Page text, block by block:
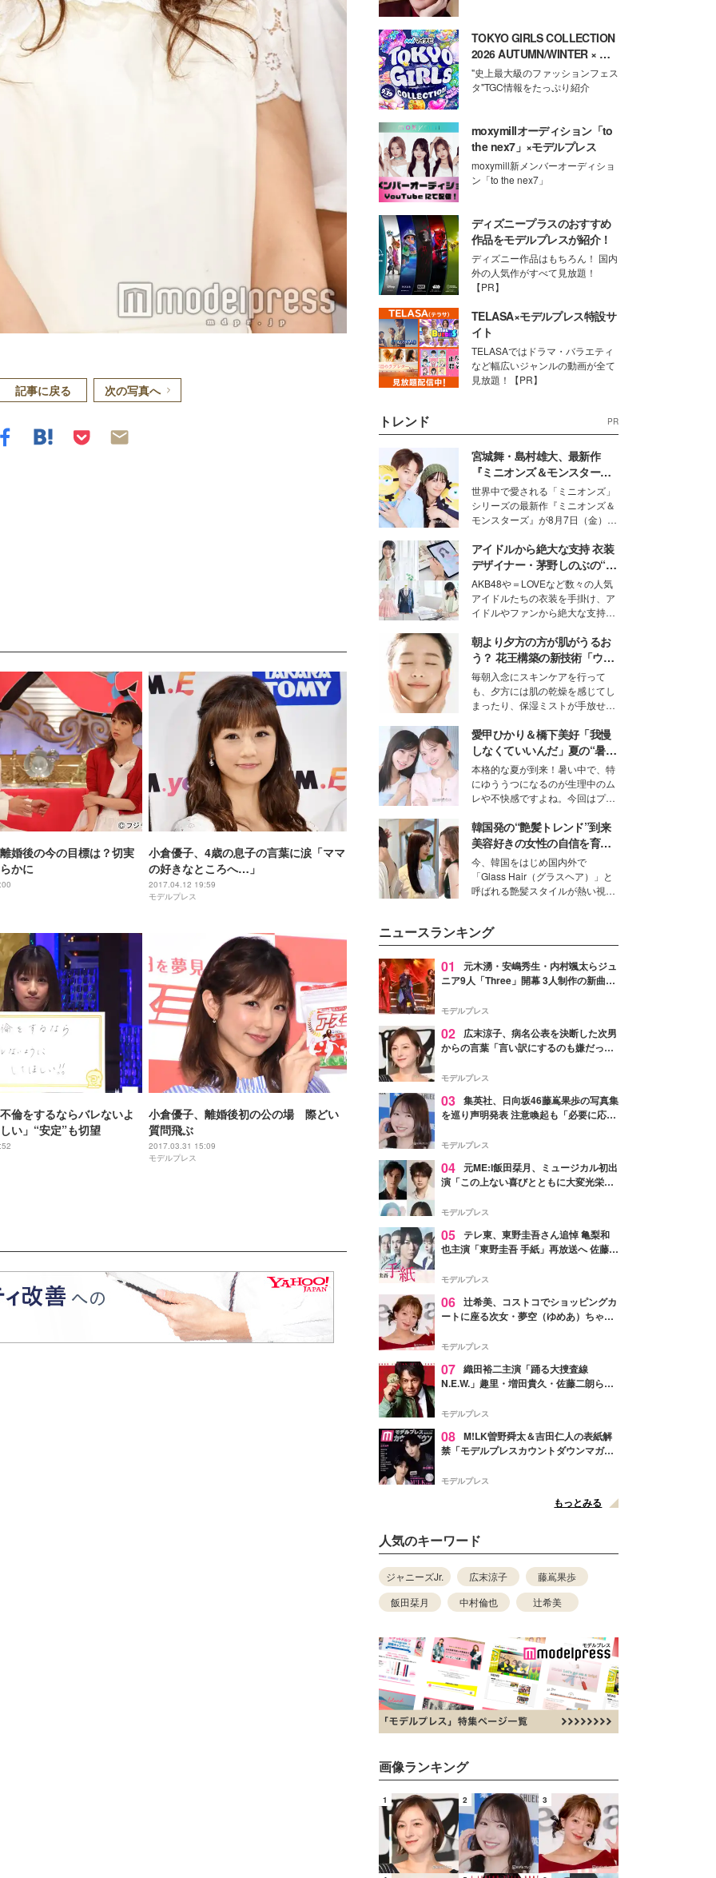
記事に戻る 次の写真へ
婚後の今の目標は？切実
かに
小倉優子、4歳の息子の言葉に涙「ママ
の好きなところへ…」
2017.04.12 19:59
モデルプレス
倫をするならバレないよ
い」“安定”も切望
小倉優子、離婚後初の公の場 際どい
質問飛ぶ
2017.03.31 15:09
モデルプレス
TOKYO GIRLS COLLECTION
2026 AUTUMN/WINTER × モ
デルプレス
"史上最大級のファッションフェス
タ"TGC情報をたっぷり紹介
moxymillオーディション「to
the nex7」×モデルプレス
moxymill新メンバーオーディショ
ン「to the nex7」
ディズニープラスのおすすめ
作品をモデルプレスが紹介！
ディズニー作品はもちろん！ 国内
外の人気作がすべて見放題！
【PR】
TELASA×モデルプレス特設サ
イト
TELASAではドラマ・バラエティ
など幅広いジャンルの動画が全て
見放題！【PR】
トレンド PR
宮城舞・島村雄大、最新作
『ミニオンズ＆モンスター
ズ』の魅力熱弁 ハチャメチャ
だけじゃない“友情と絆”に感
動
世界中で愛される「ミニオンズ」
シリーズの最新作『ミニオンズ＆
モンスターズ』が8月7日（金）に
ニオン好き”という共通点を持つモ
デルの宮城舞と島村雄大の特別対
談をお届け！それぞれの視点か
ら、今作ならではの魅力や予想外
の感動をもたらす奥深いストーリ
ーについて熱く語り合ってもらっ
た。
アイドルから絶大な支持 衣装
デザイナー・茅野しのぶの“可
愛い”を作る美学＜「シチズン
クロスシー」インタビュー＞
AKB48や＝LOVEなど数々の人気
アイドルたちの衣装を手掛け、ア
イドルやファンから絶大な支持を
取締役兼クリエイティブディレク
ター・茅野しのぶ。一人ひとりの
個性に寄り添い、魅力を引き出す
衣装作りは、多くの女性たちに勇
気と自信を与え続けている。
朝より夕方の方が肌がうるお
う？ 花王構築の新技術「ウォ
ーターキャプチャリングスキ
ン（捕水肌）」がスキンケア
の常識を変える予感
毎朝入念にスキンケアを行って
も、夕方には肌の乾燥を感じてし
まったり、保湿ミストが手放せな
な美容の常識を大きく変える可能
性を秘めた、革新的な「Water
Capturing Skin（ウォーターキャ
プチャリングスキン：捕水肌）」
技術を、花王が構築した。
愛甲ひかり＆橋下美好「我慢
しなくていいんだ」夏の“暑さ
対策”の新しい選択肢とは？
本格的な夏が到来！暑い中で、特
にゆううつになるのが生理中のム
レや不快感ですよね。今回はプラ
モデル・愛甲ひかりさんと橋下美
好さんを迎えて本音で女子会トー
ク。猛暑のお出かけを快適に過ご
すヒントや、2人が感動した夏の
生理の新常識にも迫りました。
韓国発の“艶髪トレンド”到来
美容好きの女性の自信を育む
「ヘアケア事情」って？
今、韓国をはじめ国内外で
「Glass Hair（グラスヘア）」と
呼ばれる艶髪スタイルが熱い視線
して、“髪そのものの美しさ”に改
めて注目する人が増えている様
子。今回は、そんな憧れの艶やか
な髪を日常で叶える、美容好きの
ます。
ニュースランキング
01
元木湧・安嶋秀生・内村颯太らジュ
ニア9人「Three」開幕 3人制作の新曲＆
進んで夢を掴みたい」【ゲネプロレポ】
モデルプレス
02
広末涼子、病名公表を決断した次男
からの言葉「言い訳にするのも嫌だっ
モデルプレス
03 集英社、日向坂46藤嶌果歩の写真集
を巡り声明発表 注意喚起も「必要に応じ
モデルプレス
04 元ME:I飯田栞月、ミュージカル初出
演「この上ない喜びとともに大変光栄」
ャスト発表
モデルプレス
05 テレ東、東野圭吾さん追悼 亀梨和
也主演「東野圭吾 手紙」再放送へ 佐藤隆
モデルプレス
06 辻希美、コストコでショッピングカ
ートに座る次女・夢空（ゆめあ）ちゃん
ぎ」「成長を感じる」の声
モデルプレス
07 織田裕二主演「踊る大捜査線
N.E.W.」趣里・増田貴久・佐藤二朗ら新
徴する“謎のキーワード”も
モデルプレス
08 M!LK曽野舜太＆吉田仁人の表紙解
禁「モデルプレスカウントダウンマガジ
モデルプレス
もっとみる
人気のキーワード
ジャニーズJr. 広末涼子
藤嶌果歩
飯田栞月
中村倫也 辻希美
画像ランキング
1 2 3